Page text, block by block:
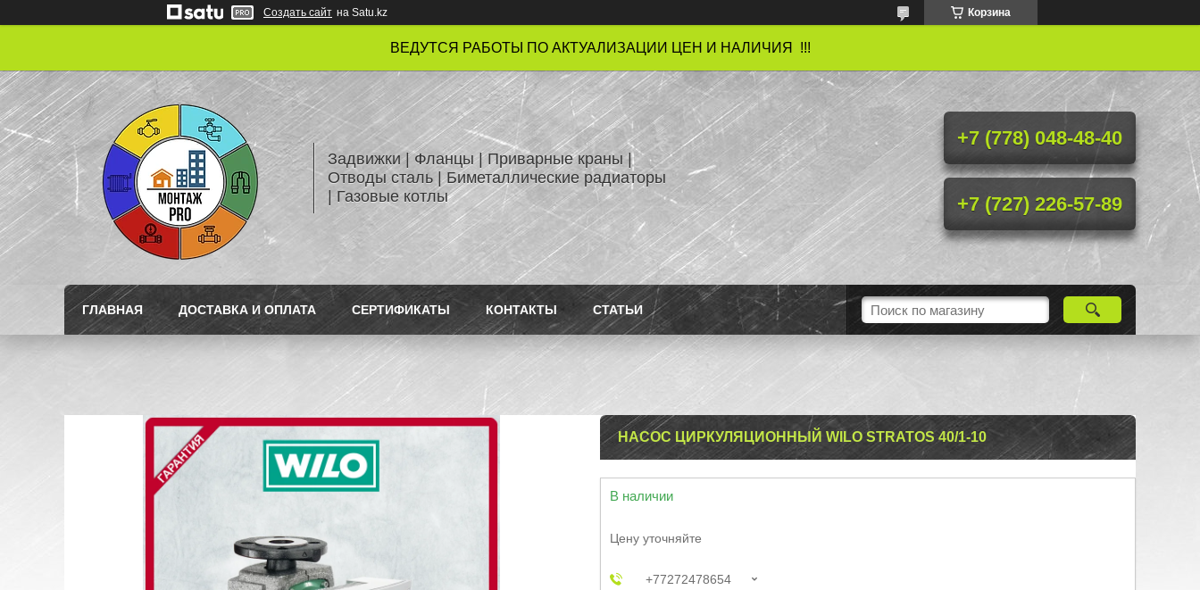
Создать сайт на Satu.kz Корзина
ВЕДУТСЯ РАБОТЫ ПО АКТУАЛИЗАЦИИ ЦЕН И НАЛИЧИЯ !!!
Задвижки | Фланцы | Приварные краны |
Отводы сталь | Биметаллические радиаторы
| Газовые котлы
+7 (778) 048-48-40
+7 (727) 226-57-89
ГЛАВНАЯ ДОСТАВКА И ОПЛАТА СЕРТИФИКАТЫ КОНТАКТЫ СТАТЬИ
НАСОС ЦИРКУЛЯЦИОННЫЙ WILO STRATOS 40/1-10
В наличии
Цену уточняйте
+77272478654